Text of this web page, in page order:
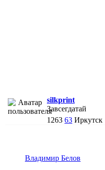
silkprint
Завсегдатай
1263 63 Иркутск
Владимир Белов